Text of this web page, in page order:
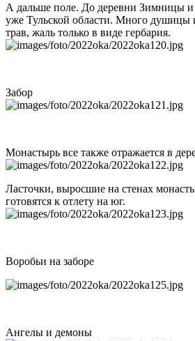
А дальше поле. До деревни Зимницы
уже Тульской области. Много душицы
трав, жаль только в виде гербария.
Забор
Монастырь все также отражается в
Ласточки, выросшие на стенах
готовятся к отлету на юг.
Воробьи на заборе
Ангелы и демоны